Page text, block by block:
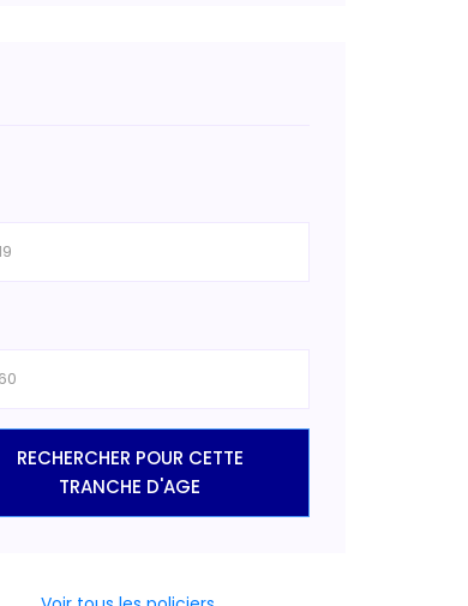
RECHERCHER POUR CETTE
TRANCHE D'AGE